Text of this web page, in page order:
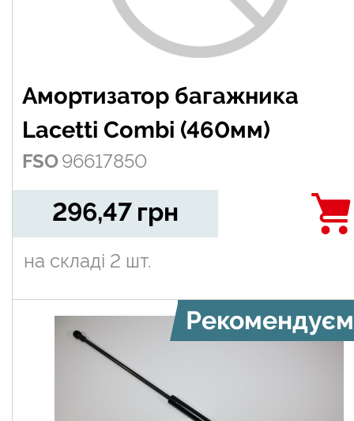
Амортизатор багажника
Lacetti Combi (460мм)
FSO96617850
296,47 грн
на складі 2 шт.